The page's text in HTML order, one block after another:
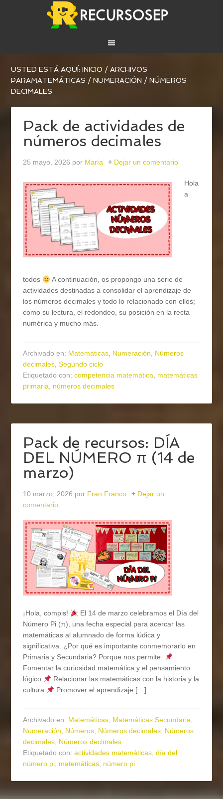
USTED ESTÁ AQUÍ:INICIO / ARCHIVOS
PARAMATEMÁTICAS / NUMERACIÓN / NÚMEROS
DECIMALES
Pack de actividades de
números decimales
25 mayo, 2026 por María Dejar un comentario
Hola
a
todos
A continuación, os propongo una serie de
actividades destinadas a consolidar el aprendizaje de
los números decimales y todo lo relacionado con ellos;
como su lectura, el redondeo, su posición en la recta
numérica y mucho más.
Archivado en: Matemáticas, Numeración, Números
decimales,Segundo ciclo
Etiquetado con:competencia matemática, matemáticas
primaria, números decimales
Pack de recursos: DÍA
DEL NÚMERO π (14 de
marzo)
10 marzo, 2026 por Fran Franco
Dejar un
comentario
¡Hola, compis!
El 14 de marzo celebramos el Día del
Número Pi (π), una fecha especial para acercar las
matemáticas al alumnado de forma lúdica y
significativa. ¿Por qué es importante conmemorarlo en
Primaria y Secundaria? Porque nos permite:
Fomentar la curiosidad matemática y el pensamiento
lógico.
Relacionar las matemáticas con la historia y la
cultura.
Promover el aprendizaje […]
Archivado en: Matemáticas, Matemáticas Secundaria,
Numeración, Números, Números decimales, Números
decimales, Números decimales
Etiquetado con:actividades matemáticas,día del
número pi, matemáticas, número pi